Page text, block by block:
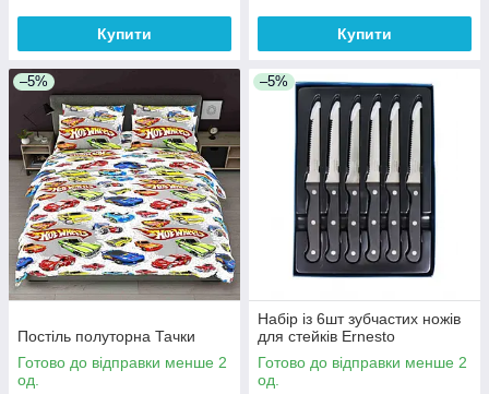
Купити Купити
–5%
Постіль полуторна Тачки
Готово до відправки менше 2
од.
–5%
Набір із 6шт зубчастих ножів
для стейків Ernesto
Готово до відправки менше 2
од.